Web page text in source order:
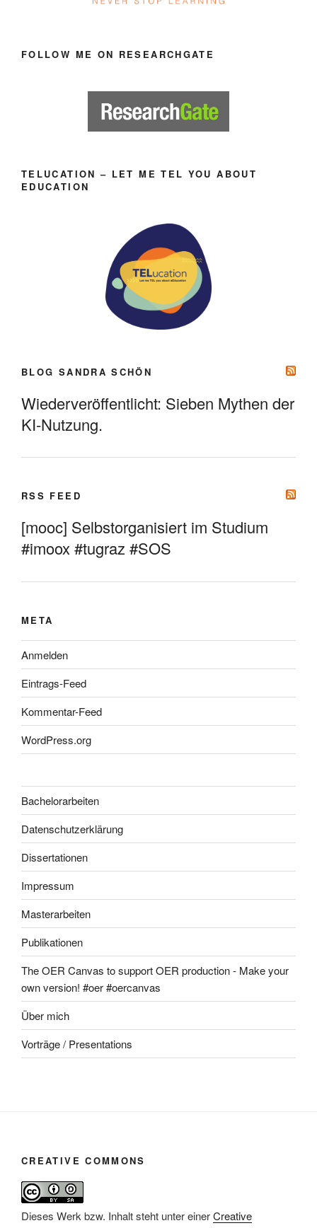
FOLLOW ME ON RESEARCHGATE
TELUCATION – LET ME TEL YOU ABOUT
EDUCATION
BLOG SANDRA SCHÖN
Wiederveröffentlicht: Sieben Mythen der
KI-Nutzung.
RSS FEED
[mooc] Selbstorganisiert im Studium
#imoox #tugraz #SOS
META
Anmelden
Eintrags-Feed
Kommentar-Feed
WordPress.org
Bachelorarbeiten
Datenschutzerklärung
Dissertationen
Impressum
Masterarbeiten
Publikationen
The OER Canvas to support OER production - Make your
own version! #oer #oercanvas
Über mich
Vorträge / Presentations
CREATIVE COMMONS
Dieses Werk bzw. Inhalt steht unter einerCreative